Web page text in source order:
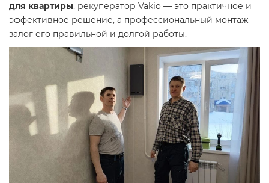
для квартиры, рекуператор Vakio — это практичное и
эффективное решение, а профессиональный монтаж —
залог его правильной и долгой работы.